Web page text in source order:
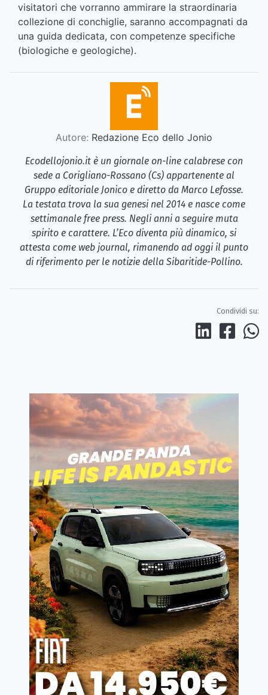
visitatori che vorranno ammirare la straordinaria
collezione di conchiglie, saranno accompagnati da
una guida dedicata, con competenze specifiche
(biologiche e geologiche).
Autore: Redazione Eco dello Jonio
Ecodellojonio.it è un giornale on-line calabrese con
sede a Corigliano-Rossano (Cs) appartenente al
Gruppo editoriale Jonico e diretto da Marco Lefosse.
La testata trova la sua genesi nel 2014 e nasce come
settimanale free press. Negli anni a seguire muta
spirito e carattere. L’Eco diventa più dinamico, si
attesta come web journal, rimanendo ad oggi il punto
di riferimento per le notizie della Sibaritide-Pollino.
Condividi su: